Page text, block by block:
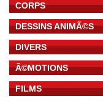
CORPS
DESSINS ANIMÃ©S
DIVERS
Ã©MOTIONS
FILMS